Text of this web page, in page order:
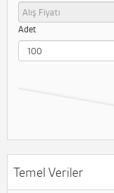
Adet
Temel Veriler